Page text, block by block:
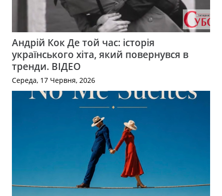
Андрій Кок Де той час: історія
українського хіта, який повернувся в
тренди. ВІДЕО
Середа, 17 Червня, 2026